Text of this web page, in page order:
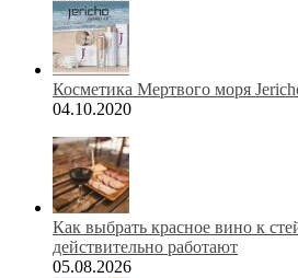
Косметика Мертвого моря
04.10.2020
Как выбрать красное вино к
действительно работают
05.08.2026